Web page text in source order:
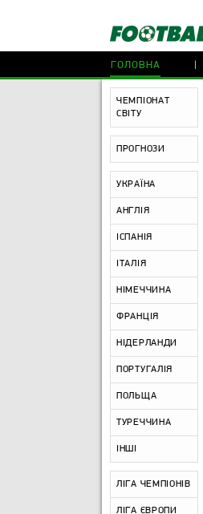
ГОЛОВНА
ЧЕМПІОНАТ
СВІТУ
ПРОГНОЗИ
УКРАЇНА
АНГЛІЯ
ІСПАНІЯ
ІТАЛІЯ
НІМЕЧЧИНА
ФРАНЦІЯ
НІДЕРЛАНДИ
ПОРТУГАЛІЯ
ПОЛЬЩА
ТУРЕЧЧИНА
ІНШІ
ЛІГА ЧЕМПІОНІВ
ЛІГА ЄВРОПИ